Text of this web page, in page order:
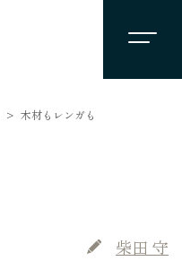
木材もレンガも
柴田 守